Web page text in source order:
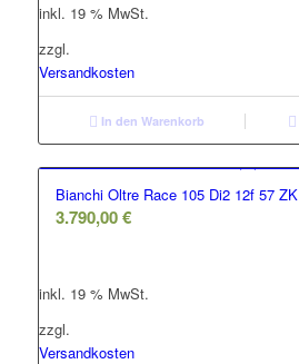
1.699,00 €
inkl. 19 % MwSt.
zzgl.
Versandkosten
In den Warenkorb
Bianchi Oltre Race 105 Di2 12f 57 ZK
3.790,00€
inkl. 19 % MwSt.
zzgl.
Versandkosten